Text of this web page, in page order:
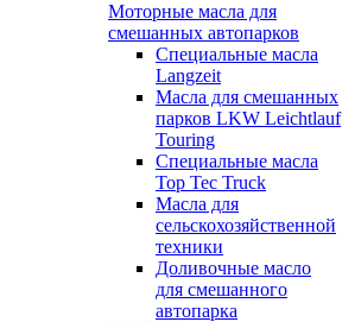
Моторные масла для
смешанных автопарков
Специальные масла
Langzeit
Масла для смешанных
парков LKW Leichtlauf
Touring
Специальные масла
Top Tec Truck
Масла для
сельскохозяйственной
техники
Доливочные масло
для смешанного
автопарка